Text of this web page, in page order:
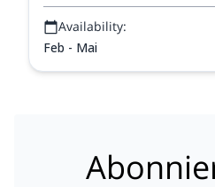
sein reiches kulturelles Erbe
Skimöglichkeiten bekannt ist.
Availability:
Feb - Mai